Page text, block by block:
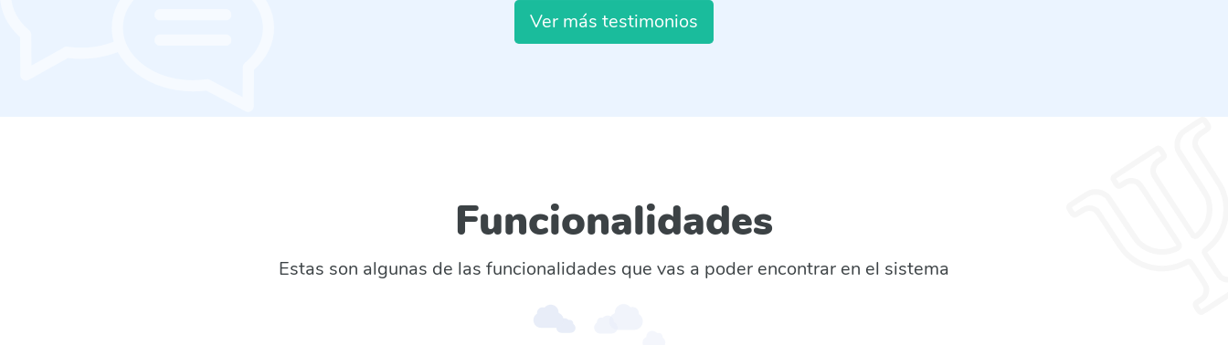
Ver más testimonios
Funcionalidades
Estas son algunas de las funcionalidades que vas a poder encontrar en el sistema